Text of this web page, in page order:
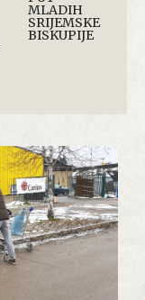
MLADIH
SRIJEMSKE
BISKUPIJE